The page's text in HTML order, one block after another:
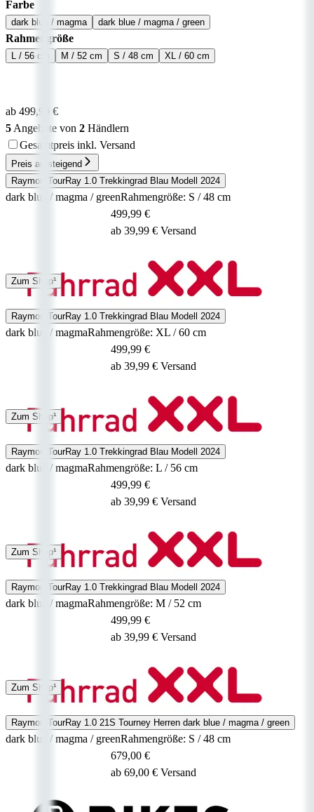
Farbe
dark blue / magma dark blue / magma / green
Rahmengröße
L / 56 cm M / 52 cm S / 48 cm XL / 60 cm
ab 499,99 €
5 Angebote von 2 Händlern
Gesamtpreis inkl. Versand
Preis aufsteigend
Raymon TourRay 1.0 Trekkingrad Blau Modell 2024
dark blue / magma / greenRahmengröße: S / 48 cm
Spedition
3 - 5 Tage
499,99 €
ab 39,99 € Versand
Zum Shop¹
Raymon TourRay 1.0 Trekkingrad Blau Modell 2024
dark blue / magmaRahmengröße: XL / 60 cm
Spedition
3 - 5 Tage
499,99 €
ab 39,99 € Versand
Zum Shop¹
Raymon TourRay 1.0 Trekkingrad Blau Modell 2024
dark blue / magmaRahmengröße: L / 56 cm
Spedition
3 - 5 Tage
499,99 €
ab 39,99 € Versand
Zum Shop¹
Raymon TourRay 1.0 Trekkingrad Blau Modell 2024
dark blue / magmaRahmengröße: M / 52 cm
Spedition
3 - 5 Tage
499,99 €
ab 39,99 € Versand
Zum Shop¹
Raymon TourRay 1.0 21S Tourney Herren dark blue / magma / green
dark blue / magma / greenRahmengröße: S / 48 cm
679,00 €
ab 69,00 € Versand